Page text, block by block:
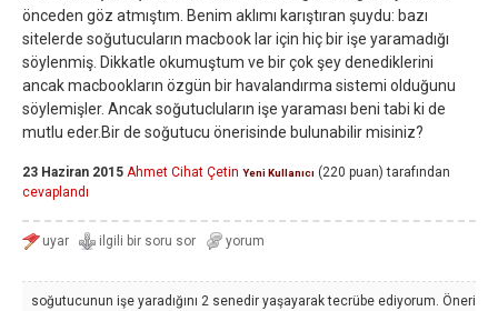
önceden göz atmıştım. Benim aklımı karıştıran şuydu: bazı
sitelerde soğutucuların macbook lar için hiç bir işe yaramadığı
söylenmiş. Dikkatle okumuştum ve bir çok şey denediklerini
ancak macbookların özgün bir havalandırma sistemi olduğunu
söylemişler. Ancak soğutucluların işe yaraması beni tabi ki de
mutlu eder.Bir de soğutucu önerisinde bulunabilir misiniz?
23 Haziran 2015 Ahmet Cihat Çetin Yeni Kullanıcı (220 puan) tarafından
cevaplandı
soğutucunun işe yaradığını 2 senedir yaşayarak tecrübe ediyorum. Öneri